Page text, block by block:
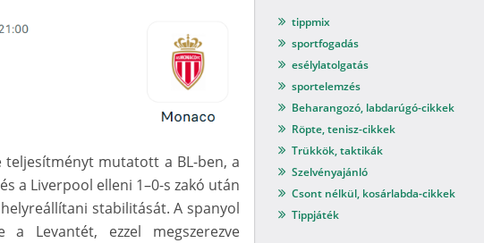
teljesítményt mutatott a BL-ben, a
a Liverpool elleni 1–0-s zakó után
stabilitását. A spanyol
Levantét, ezzel megszerezve
tippmix
sportfogadás
esélylatolgatás
sportelemzés
Beharangozó, labdarúgó-cikkek
Röpte, tenisz-cikkek
Trükkök, taktikák
Szelvényajánló
Csont nélkül, kosárlabda-cikkek
Tippjáték